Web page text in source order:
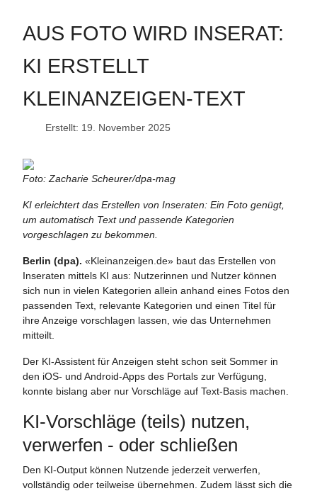
AUS FOTO WIRD INSERAT:
KI ERSTELLT
KLEINANZEIGEN-TEXT
Erstellt: 19. November 2025
Foto: Zacharie Scheurer/dpa-mag
KI erleichtert das Erstellen von Inseraten: Ein Foto genügt,
um automatisch Text und passende Kategorien
vorgeschlagen zu bekommen.
Berlin (dpa). «Kleinanzeigen.de» baut das Erstellen von
Inseraten mittels KI aus: Nutzerinnen und Nutzer können
sich nun in vielen Kategorien allein anhand eines Fotos den
passenden Text, relevante Kategorien und einen Titel für
ihre Anzeige vorschlagen lassen, wie das Unternehmen
mitteilt.
Der KI-Assistent für Anzeigen steht schon seit Sommer in
den iOS- und Android-Apps des Portals zur Verfügung,
konnte bislang aber nur Vorschläge auf Text-Basis machen.
KI-Vorschläge (teils) nutzen,
verwerfen - oder schließen
Den KI-Output können Nutzende jederzeit verwerfen,
vollständig oder teilweise übernehmen. Zudem lässt sich die